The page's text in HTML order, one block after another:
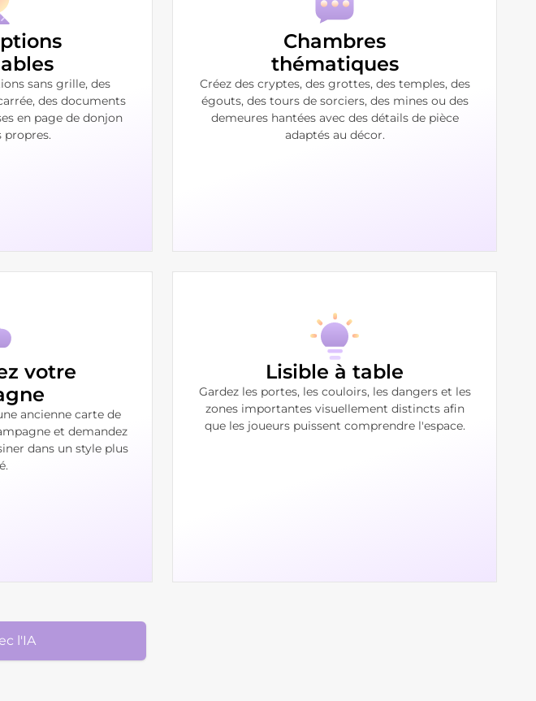
sans grille, des
des documents
en page de donjon
Chambres
thématiques
Créez des cryptes, des grottes, des temples, des
égouts, des tours de sorciers, des mines ou des
demeures hantées avec des détails de pièce
adaptés au décor.
votre
ancienne carte de
et demandez
dans un style plus
Lisible à table
Gardez les portes, les couloirs, les dangers et les
zones importantes visuellement distincts afin
que les joueurs puissent comprendre l'espace.
l'IA